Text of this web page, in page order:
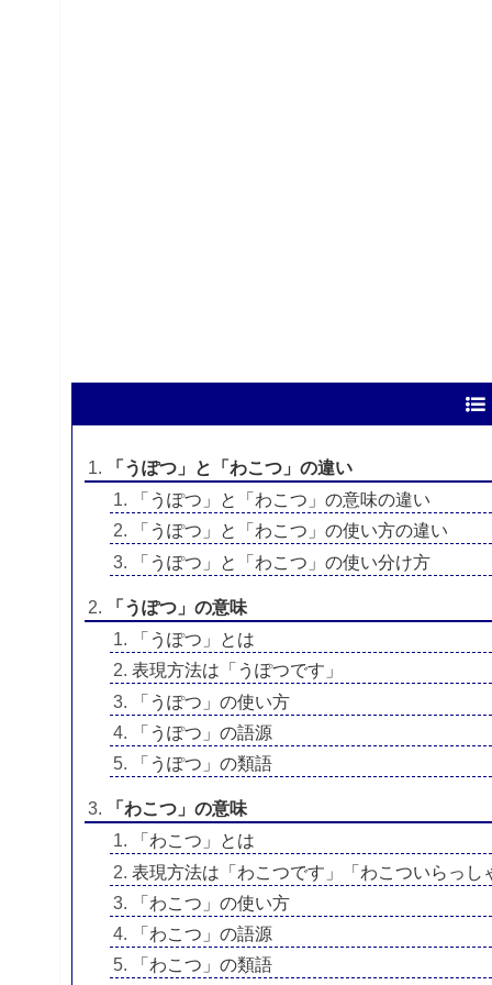
「うぽつ」と「わこつ」の違い
「うぽつ」と「わこつ」の意味の違い
「うぽつ」と「わこつ」の使い方の違い
「うぽつ」と「わこつ」の使い分け方
「うぽつ」の意味
「うぽつ」とは
表現方法は「うぽつです」
「うぽつ」の使い方
「うぽつ」の語源
「うぽつ」の類語
「わこつ」の意味
「わこつ」とは
表現方法は「わこつです」「わこついらっし
「わこつ」の使い方
「わこつ」の語源
「わこつ」の類語